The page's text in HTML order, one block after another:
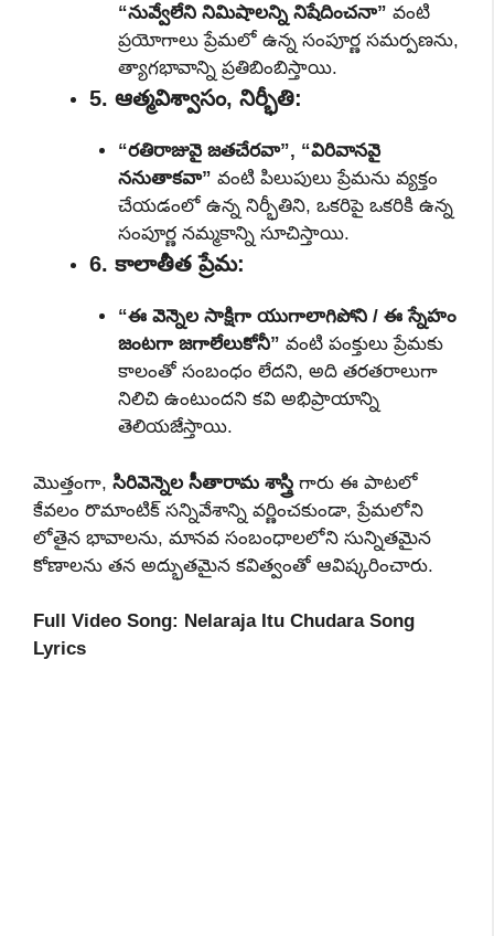
“నువ్వేలేని నిమిషాలన్ని నిషేదించనా” వంటి
ప్రయోగాలు ప్రేమలో ఉన్న సంపూర్ణ సమర్పణను,
త్యాగభావాన్ని ప్రతిబింబిస్తాయి.
5. ఆత్మవిశ్వాసం, నిర్భీతి:
“రతిరాజువై జతచేరవా”, “విరివానవై
ననుతాకవా” వంటి పిలుపులు ప్రేమను వ్యక్తం
చేయడంలో ఉన్న నిర్భీతిని, ఒకరిపై ఒకరికి ఉన్న
సంపూర్ణ నమ్మకాన్ని సూచిస్తాయి.
6. కాలాతీత ప్రేమ:
“ఈ వెన్నెల సాక్షిగా యుగాలాగిపోని / ఈ స్నేహం
జంటగా జగాలేలుకోనీ” వంటి పంక్తులు ప్రేమకు
కాలంతో సంబంధం లేదని, అది తరతరాలుగా
నిలిచి ఉంటుందని కవి అభిప్రాయాన్ని
తెలియజేస్తాయి.
మొత్తంగా, సిరివెన్నెల సీతారామ శాస్త్రి గారు ఈ పాటలో
కేవలం రొమాంటిక్ సన్నివేశాన్ని వర్ణించకుండా, ప్రేమలోని
లోతైన భావాలను, మానవ సంబంధాలలోని సున్నితమైన
కోణాలను తన అద్భుతమైన కవిత్వంతో ఆవిష్కరించారు.
Full Video Song: Nelaraja Itu Chudara Song
Lyrics